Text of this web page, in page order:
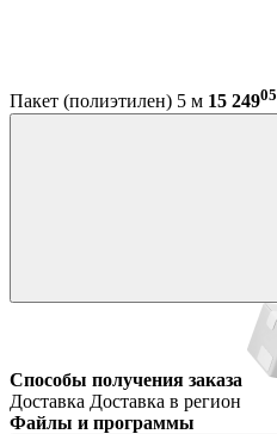
Пакет (полиэтилен) 5 м 15 24905
Способы получения заказа
Доставка Доставка в регион
Файлы и программы